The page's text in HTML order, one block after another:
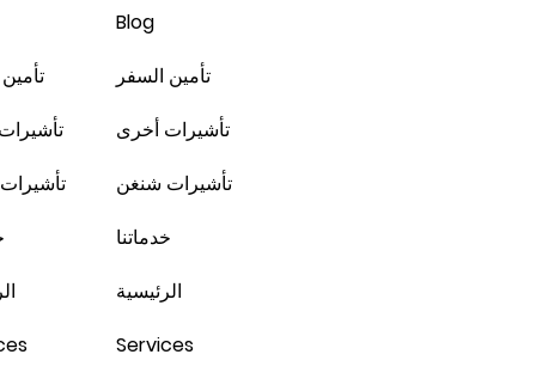
Blog
تأمين السفر
تأشيرات أخرى
تأشيرات شنغن
خدماتنا
الرئيسية
Services